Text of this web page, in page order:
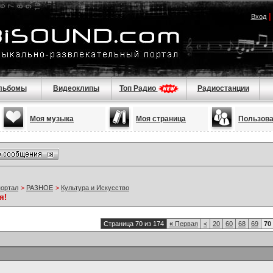
Вход|
Видеоклипы Топ Радио Радиостанции
Моя музыка Моя страница
> РАЗНОЕ > Культура и Искусство
Страница 70 из 174 « Первая < 20 60 68 69 70